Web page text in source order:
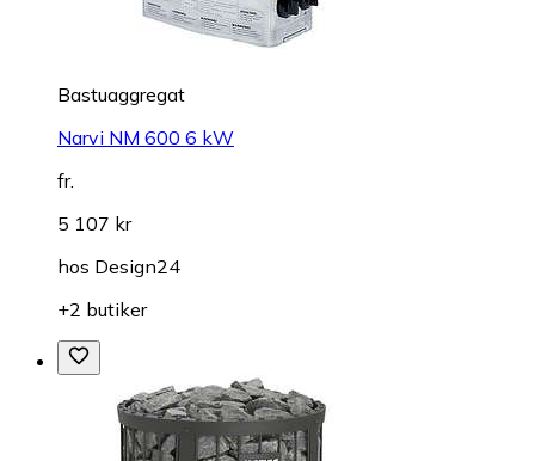
Bastuaggregat
Narvi NM 600 6 kW
fr.
5 107 kr
hos Design24
+2 butiker